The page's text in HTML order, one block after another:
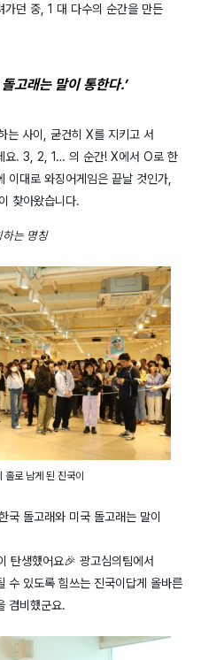
가던 중, 1 대 다수의 순간을 만든
고래는 말이 통한다.’
는 사이, 굳건히 X를 지키고 서
요. 3, 2, 1… 의 순간! X에서 O로 한
이대로 와징어게임은 끝날 것인가,
찾아왔습니다.
는 명칭
홀로 남게 된 진국이
국 돌고래와 미국 돌고래는 말이
탄생했어요🎉 광고심의팀에서
수 있도록 힘쓰는 진국이답게 올바른
겸비했군요.